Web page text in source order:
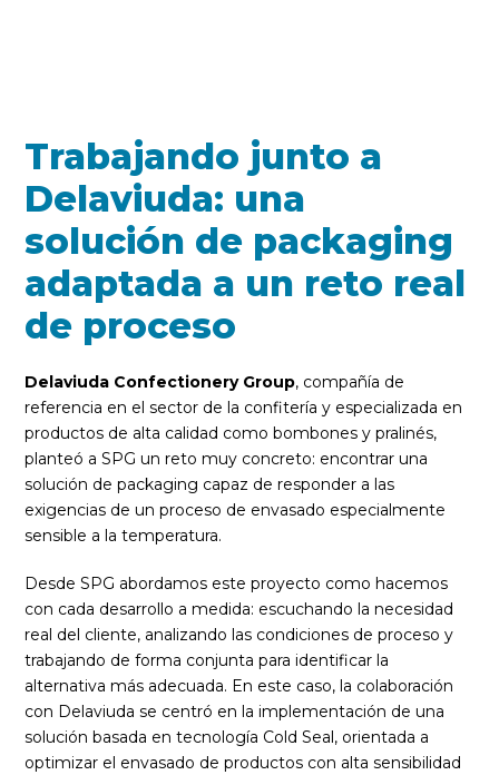
Trabajando junto a
Delaviuda: una
solución de packaging
adaptada a un reto real
de proceso
Delaviuda Confectionery Group, compañía de
referencia en el sector de la confitería y especializada en
productos de alta calidad como bombones y pralinés,
planteó a SPG un reto muy concreto: encontrar una
solución de packaging capaz de responder a las
exigencias de un proceso de envasado especialmente
sensible a la temperatura.
Desde SPG abordamos este proyecto como hacemos
con cada desarrollo a medida: escuchando la necesidad
real del cliente, analizando las condiciones de proceso y
trabajando de forma conjunta para identificar la
alternativa más adecuada. En este caso, la colaboración
con Delaviuda se centró en la implementación de una
solución basada en tecnología Cold Seal, orientada a
optimizar el envasado de productos con alta sensibilidad